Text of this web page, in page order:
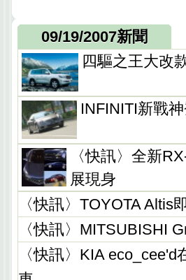
09/19/2007新聞
四驅之王大改
INFINITI新戰
〈快訊〉全新
展現身
〈快訊〉TOYOTA
〈快訊〉MITSUBISHI
〈快訊〉KIA